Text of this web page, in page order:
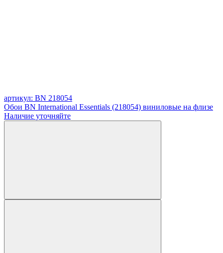
артикул: BN 218054
Обои BN International Essentials (218054) виниловые на флизе
Наличие уточняйте